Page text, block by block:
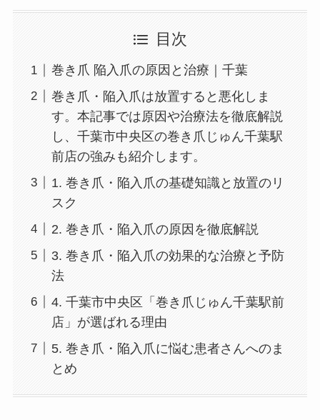
目次
巻き爪 陥入爪の原因と治療｜千葉
巻き爪・陥入爪は放置すると悪化しま
す。本記事では原因や治療法を徹底解説
し、千葉市中央区の巻き爪じゅん千葉駅
前店の強みも紹介します。
1. 巻き爪・陥入爪の基礎知識と放置のリ
スク
2. 巻き爪・陥入爪の原因を徹底解説
3. 巻き爪・陥入爪の効果的な治療と予防
法
4. 千葉市中央区「巻き爪じゅん千葉駅前
店」が選ばれる理由
5. 巻き爪・陥入爪に悩む患者さんへのま
とめ